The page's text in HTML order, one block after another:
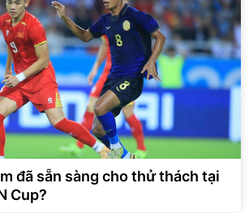
đã sẵn sàng cho thử thách tại
Cup?